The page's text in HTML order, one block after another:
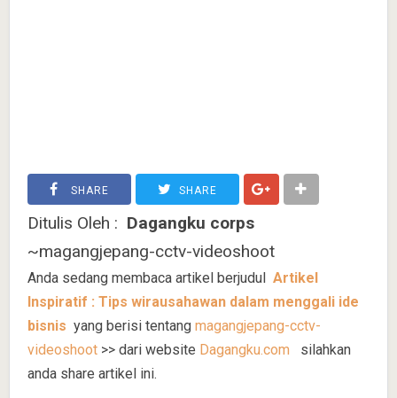
SHARE SHARE
Ditulis Oleh : Dagangku corps
~magangjepang-cctv-videoshoot
Anda sedang membaca artikel berjudul Artikel
Inspiratif : Tips wirausahawan dalam menggali ide
bisnis yang berisi tentang magangjepang-cctv-
videoshoot >> dari website Dagangku.com
silahkan
anda share artikel ini.